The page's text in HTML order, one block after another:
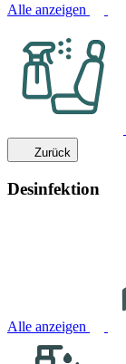
Alle anzeigen
Zurück
Desinfektion
Alle anzeigen